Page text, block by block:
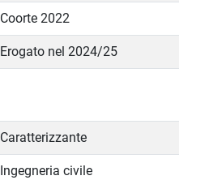
Coorte 2022
Erogato nel 2024/25
Caratterizzante
Ingegneria civile